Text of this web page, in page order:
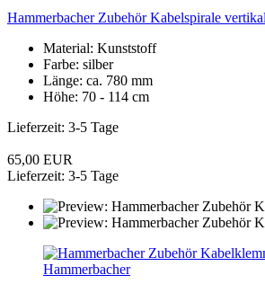
Hammerbacher Zubehör Kabelspirale
Material: Kunststoff
Farbe: silber
Länge: ca. 780 mm
Höhe: 70 - 114 cm
Lieferzeit: 3-5 Tage
65,00 EUR
Lieferzeit: 3-5 Tage
Hammerbacher